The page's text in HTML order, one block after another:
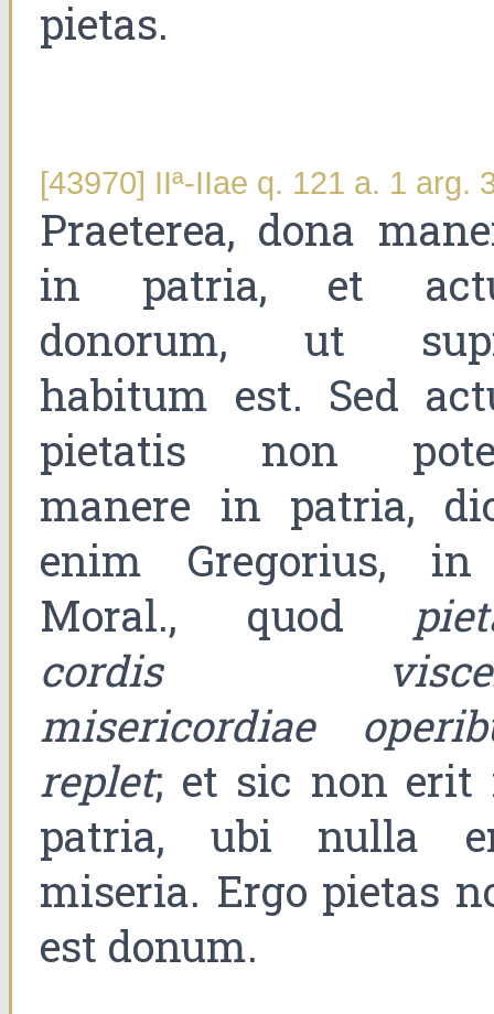
pietas.
[43970] IIª-IIae q. 121 a. 1 arg.
Praeterea, dona
in patria, et
donorum, ut
habitum est. Sed
pietatis non
manere in patria,
enim Gregorius,
Moral., quod
cordis
misericordiae
replet; et sic non erit
patria, ubi nulla
miseria. Ergo pietas
est donum.